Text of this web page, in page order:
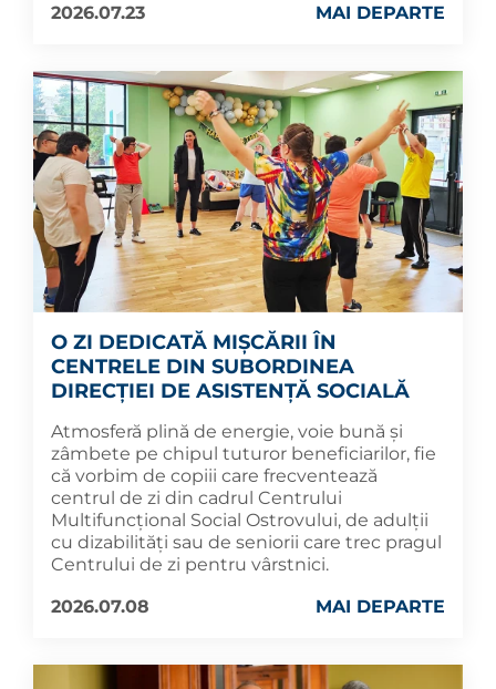
2026.07.23
MAI DEPARTE
O ZI DEDICATĂ MIȘCĂRII ÎN
CENTRELE DIN SUBORDINEA
DIRECȚIEI DE ASISTENȚĂ SOCIALĂ
Atmosferă plină de energie, voie bună și
zâmbete pe chipul tuturor beneficiarilor, fie
că vorbim de copiii care frecventează
centrul de zi din cadrul Centrului
Multifuncțional Social Ostrovului, de adulții
cu dizabilități sau de seniorii care trec pragul
Centrului de zi pentru vârstnici.
2026.07.08
MAI DEPARTE